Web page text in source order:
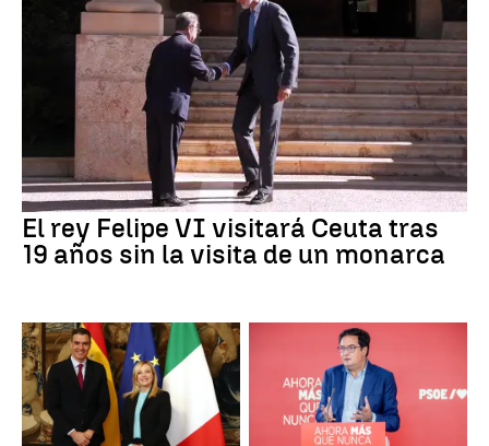
El rey Felipe VI visitará Ceuta tras
19 años sin la visita de un monarca